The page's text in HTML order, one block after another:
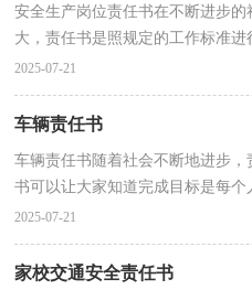
安全生产岗位责任书在不断进步
大，责任书是照规定的工作标准进
那么你真正懂得怎么制定责任书吗
2025-07-21
车辆责任书
车辆责任书随着社会不断地进步
书可以让大家知道完成目标是每个
拟起责任书来就毫无头绪？以下是
2025-07-21
家校交通安全责任书